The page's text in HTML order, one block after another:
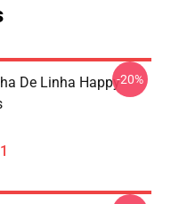
De Linha Happy-20%